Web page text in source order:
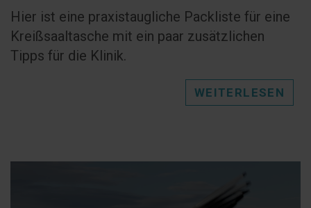
Hier ist eine praxistaugliche Packliste für eine
Kreißsaaltasche mit ein paar zusätzlichen
Tipps für die Klinik.
WEITERLESEN